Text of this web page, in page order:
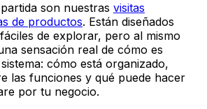
son nuestras visitas
de productos. Están diseñados
de explorar, pero al mismo
sensación real de cómo es
cómo está organizado,
las funciones y qué puede hacer
por tu negocio.